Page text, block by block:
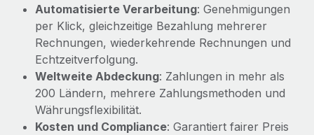
Automatisierte Verarbeitung: Genehmigungen
per Klick, gleichzeitige Bezahlung mehrerer
Rechnungen, wiederkehrende Rechnungen und
Echtzeitverfolgung.
Weltweite Abdeckung: Zahlungen in mehr als
200 Ländern, mehrere Zahlungsmethoden und
Währungsflexibilität.
Kosten und Compliance: Garantiert fairer Preis